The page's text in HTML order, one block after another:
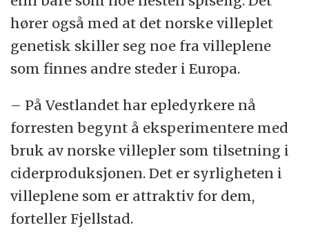
hører også med at det norske villeplet
genetisk skiller seg noe fra villeplene
som finnes andre steder i Europa.
– På Vestlandet har epledyrkere nå
forresten begynt å eksperimentere med
bruk av norske villepler som tilsetning i
ciderproduksjonen. Det er syrligheten i
villeplene som er attraktiv for dem,
forteller Fjellstad.